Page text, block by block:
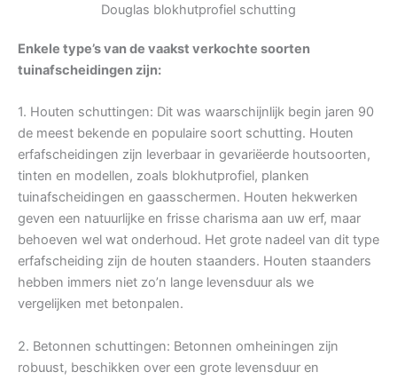
Douglas blokhutprofiel schutting
Enkele type’s van de vaakst verkochte soorten
tuinafscheidingen zijn:
1. Houten schuttingen: Dit was waarschijnlijk begin jaren 90
de meest bekende en populaire soort schutting. Houten
erfafscheidingen zijn leverbaar in gevariëerde houtsoorten,
tinten en modellen, zoals blokhutprofiel, planken
tuinafscheidingen en gaasschermen. Houten hekwerken
geven een natuurlijke en frisse charisma aan uw erf, maar
behoeven wel wat onderhoud. Het grote nadeel van dit type
erfafscheiding zijn de houten staanders. Houten staanders
hebben immers niet zo’n lange levensduur als we
vergelijken met betonpalen.
2. Betonnen schuttingen: Betonnen omheiningen zijn
robuust, beschikken over een grote levensduur en